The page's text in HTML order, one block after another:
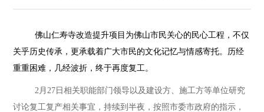
佛山仁寿寺改造提升项目为佛山市民关心的民心工程，不仅
关乎历史传承，更承载着广大市民的文化记忆与情感寄托。历经
重重困难，几经波折，终于再度复工。
2月27日相关职能部门领导以及建设方、施工方等单位研究
讨论复工复产相关事宜，持续到半夜，按照市委市政府的指示，